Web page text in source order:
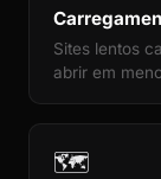
Sites lentos
abrir em
🗺️